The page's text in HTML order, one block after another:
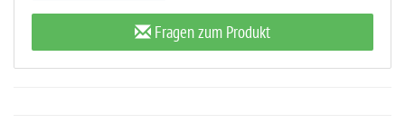
Fragen zum Produkt